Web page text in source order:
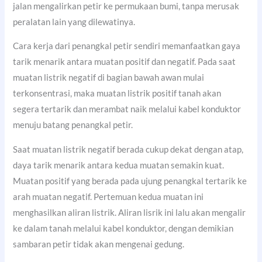
jalan mengalirkan petir ke permukaan bumi, tanpa merusak
peralatan lain yang dilewatinya.
Cara kerja dari penangkal petir sendiri memanfaatkan gaya
tarik menarik antara muatan positif dan negatif. Pada saat
muatan listrik negatif di bagian bawah awan mulai
terkonsentrasi, maka muatan listrik positif tanah akan
segera tertarik dan merambat naik melalui kabel konduktor
menuju batang penangkal petir.
Saat muatan listrik negatif berada cukup dekat dengan atap,
daya tarik menarik antara kedua muatan semakin kuat.
Muatan positif yang berada pada ujung penangkal tertarik ke
arah muatan negatif. Pertemuan kedua muatan ini
menghasilkan aliran listrik. Aliran lisrik ini lalu akan mengalir
ke dalam tanah melalui kabel konduktor, dengan demikian
sambaran petir tidak akan mengenai gedung.